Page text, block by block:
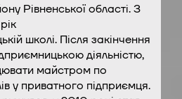
Рівненської області. З
школі. Після закінчення
діяльністю,
майстром по
у приватного підприємця.